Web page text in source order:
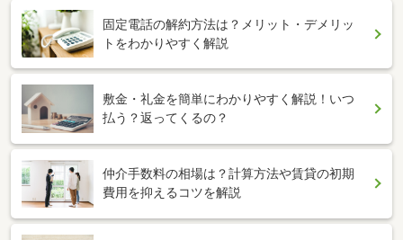
固定電話の解約方法は？メリット・デメリッ
トをわかりやすく解説
敷金・礼金を簡単にわかりやすく解説！いつ
払う？返ってくるの？
仲介手数料の相場は？計算方法や賃貸の初期
費用を抑えるコツを解説